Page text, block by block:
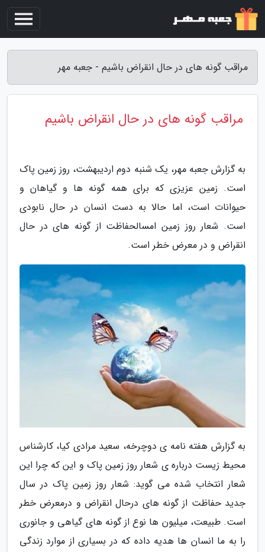
مراقب گونه های در حال انقراض باشیم - جعبه مهر
مراقب گونه های در حال انقراض باشیم
به گزارش جعبه مهر، یک شنبه دوم اردیبهشت، روز زمین پاک
است. زمین عزیزی که برای همه گونه ها و گیاهان و
حیوانات است، اما حالا به دست انسان در حال نابودی
است. شعار روز زمین امسالحفاظت از گونه های در حال
انقراض و در معرض خطر است.
به گزارش هفته نامه ی دوچرخه، سعید مرادی کیا، کارشناس
محیط زیست درباره ی شعار روز زمین پاک و این که چرا این
شعار انتخاب شده می گوید: شعار روز زمین پاک در سال
جدید حفاظت از گونه های درحال انقراض و درمعرض خطر
است. طبیعت، میلیون ها نوع از گونه های گیاهی و جانوری
را به ما انسان ها هدیه داده که در بسیاری از موارد زندگی